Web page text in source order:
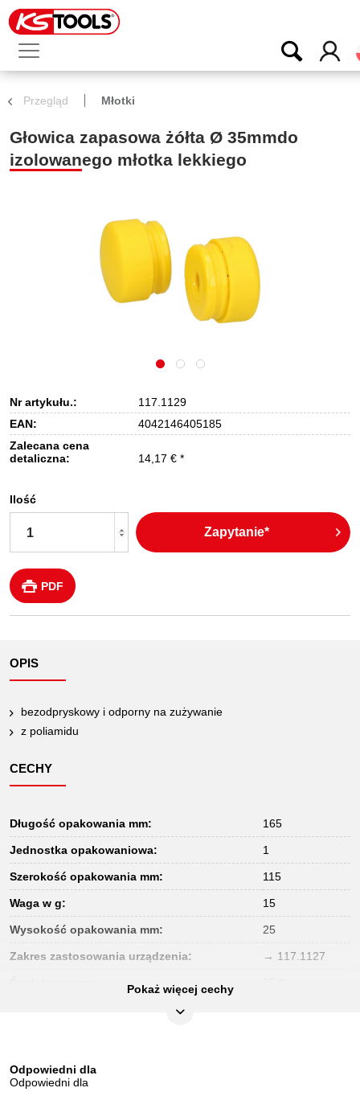
Przegląd Młotki
Głowica zapasowa żółta Ø 35mmdo
izolowanego młotka lekkiego
Nr artykułu.:
117.1129
EAN:
4042146405185
Zalecana cena
detaliczna:
14,17 € *
Ilość
Zapytanie*
PDF
OPIS
bezodpryskowy i odporny na zużywanie
z poliamidu
CECHY
Długość opakowania mm: 165
Jednostka opakowaniowa: 1
Szerokość opakowania mm: 115
Waga w g: 15
Wysokość opakowania mm: 25
Zakres zastosowania urządzenia: → 117.1127
Pokaż więcej cechy
Odpowiedni dla
Odpowiedni dla